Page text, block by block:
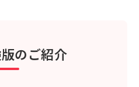
のご紹介